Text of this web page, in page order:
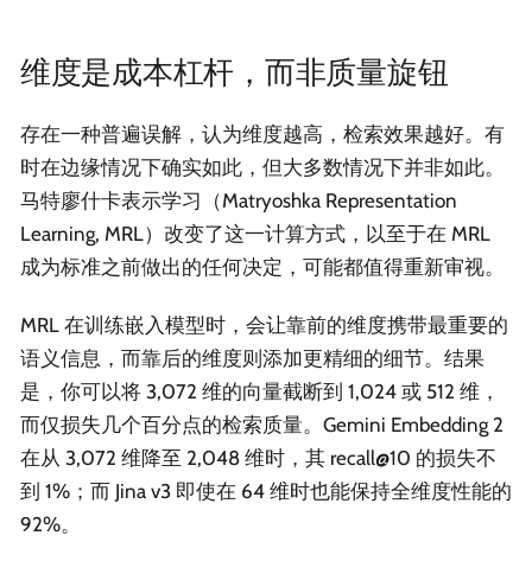
维度是成本杠杆，而非质量旋钮
存在一种普遍误解，认为维度越高，检索效果越好。有
时在边缘情况下确实如此，但大多数情况下并非如此。
马特廖什卡表示学习（Matryoshka Representation
Learning, MRL）改变了这一计算方式，以至于在 MRL
成为标准之前做出的任何决定，可能都值得重新审视。
MRL 在训练嵌入模型时，会让靠前的维度携带最重要的
语义信息，而靠后的维度则添加更精细的细节。结果
是，你可以将 3,072 维的向量截断到 1,024 或 512 维，
而仅损失几个百分点的检索质量。Gemini Embedding 2
在从 3,072 维降至 2,048 维时，其 recall@10 的损失不
到 1%；而 Jina v3 即使在 64 维时也能保持全维度性能的
92%。